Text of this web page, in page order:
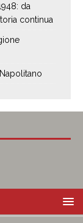
da
continua